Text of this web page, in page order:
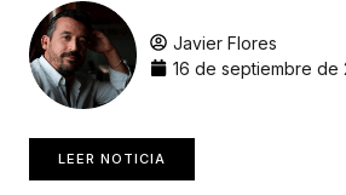
Javier Flores
16 de septiembre de
LEER NOTICIA